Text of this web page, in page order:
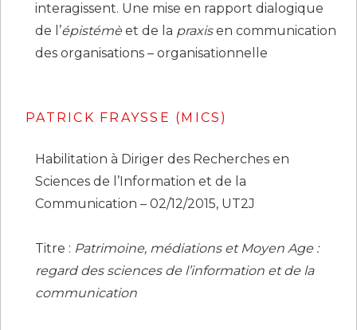
interagissent. Une mise en rapport dialogique
de l’épistémèet de la praxisen communication
des organisations – organisationnelle
PATRICK FRAYSSE (MICS)
Habilitation à Diriger des Recherches en
Sciences de l’Information et de la
Communication – 02/12/2015, UT2J
Titre : Patrimoine, médiations et Moyen Age :
regard des sciences de l’information et de la
communication